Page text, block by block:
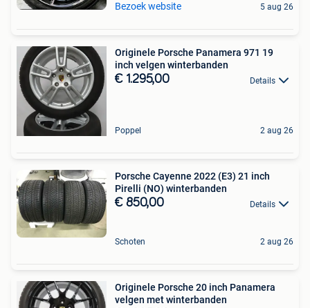
Bezoek website 5 aug 26
Originele Porsche Panamera 971 19
inch velgen winterbanden
€ 1.295,00 Details
Poppel 2 aug 26
Porsche Cayenne 2022 (E3) 21 inch
Pirelli (NO) winterbanden
€ 850,00 Details
Schoten 2 aug 26
Originele Porsche 20 inch Panamera
velgen met winterbanden